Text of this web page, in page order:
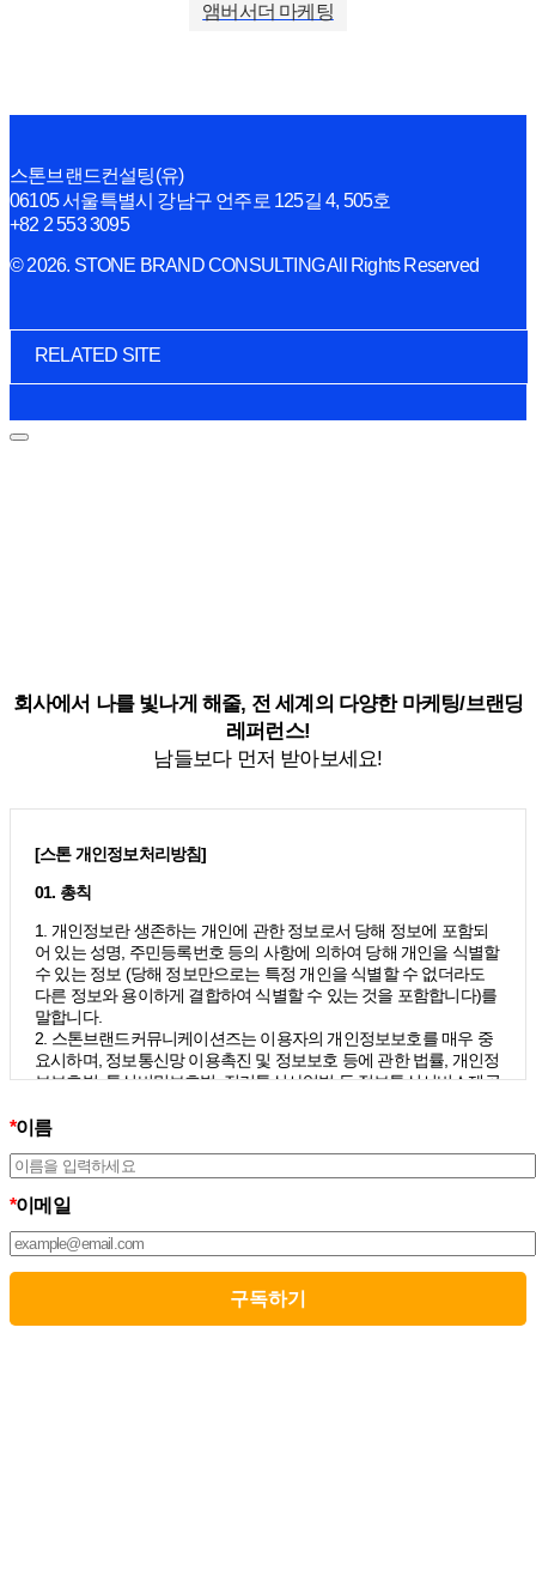
앰버서더 마케팅
스톤브랜드컨설팅(유)
06105 서울특별시 강남구 언주로 125길 4, 505호
+82 2 553 3095
© 2026. STONE BRAND CONSULTING All Rights Reserved
RELATED SITE
회사에서 나를 빛나게 해줄, 전 세계의 다양한 마케팅/브랜딩
레퍼런스!
남들보다 먼저 받아보세요!
[스톤 개인정보처리방침]
01. 총칙
1. 개인정보란 생존하는 개인에 관한 정보로서 당해 정보에 포함되
어 있는 성명, 주민등록번호 등의 사항에 의하여 당해 개인을 식별할
수 있는 정보 (당해 정보만으로는 특정 개인을 식별할 수 없더라도
다른 정보와 용이하게 결합하여 식별할 수 있는 것을 포함합니다)를
말합니다.
2. 스톤브랜드커뮤니케이션즈는 이용자의 개인정보보호를 매우 중
요시하며, 정보통신망 이용촉진 및 정보보호 등에 관한 법률, 개인정
보보호법, 통신비밀보호법, 전기통신사업법 등 정보통신서비스제공
개인정보처리방침을 통하여 이용자가 제공하는 개인정보가 어떠한
치가 취해지고 있는지 알려드립니다.
선을 위하여 개정하는데 필요한 절차를 정하고 있으며, 개인정보처
리방침을 회사의 필요와 사회적 변화에 맞게 변경할 수 있습니다. 그
리고 개인정보처리방침을 개정하는 경우 버전번호 등을 부여하여
개정된 사항을 이용자께서 쉽게 알아볼 수 있도록 하고 있습니다.
02. 수집하는 개인정보의 항목 및 수집방법
*이름
*이메일